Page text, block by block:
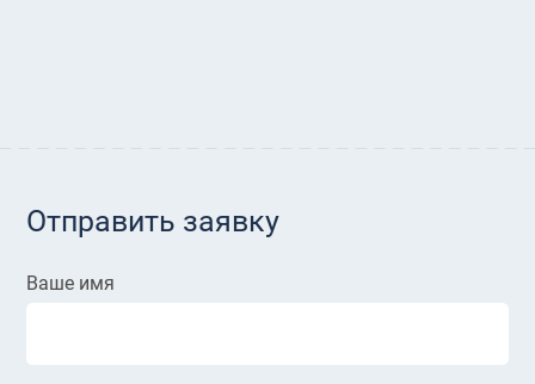
Отправить заявку
Ваше имя